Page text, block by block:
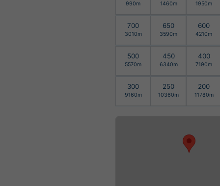
990m 1460m 1950m
700
3010m
650
3590m
600
4210m
500
5570m
450
6340m
400
7190m
300
9160m
250
10360m
200
11780m